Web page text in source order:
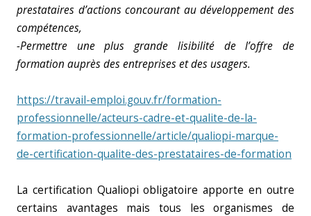
prestataires d’actions concourant au développement des
compétences,
-Permettre une plus grande lisibilité de l’offre de
formation auprès des entreprises et des usagers.
https://travail-emploi.gouv.fr/formation-
professionnelle/acteurs-cadre-et-qualite-de-la-
formation-professionnelle/article/qualiopi-marque-
de-certification-qualite-des-prestataires-de-formation
La certification Qualiopi obligatoire apporte en outre
certains avantages mais tous les organismes de